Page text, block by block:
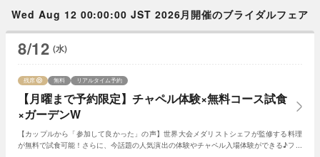
Wed Aug 12 00:00:00 JST 2026月開催のブライダルフェア
8/12 (水)
【月曜まで予約限定】チャペル体験×無料コース試食
×ガーデンW
残席 無料 リアルタイム予約
【カップルから「参加して良かった」の声】世界大会メダリストシェフが監修する料理
が無料で試食可能！さらに、今話題の人気演出の体験やチャペル入場体験ができる♪フェ